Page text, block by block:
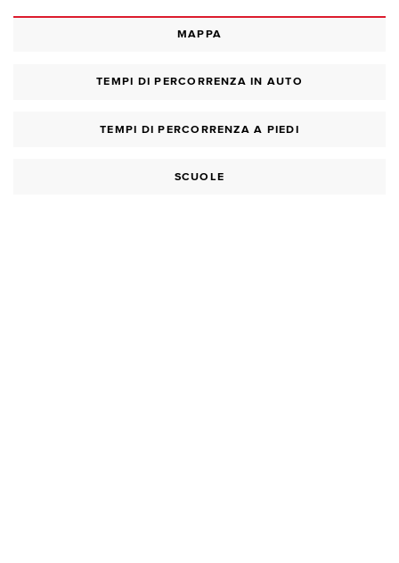
MAPPA
TEMPI DI PERCORRENZA IN AUTO
TEMPI DI PERCORRENZA A PIEDI
SCUOLE